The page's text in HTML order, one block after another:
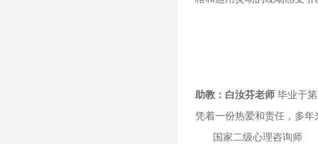
助教：白汝芬老师 毕业于
凭着一份热爱和责任，多
国家二级心理咨询师